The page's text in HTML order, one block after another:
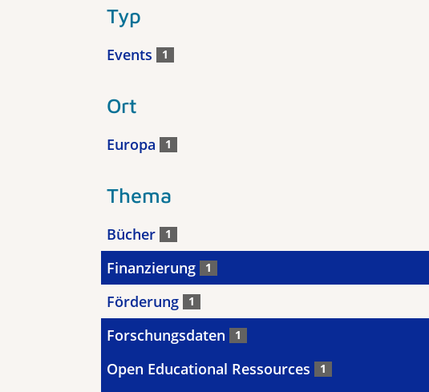
Typ
Events 1
Ort
Europa 1
Thema
Bücher 1
Finanzierung 1
Förderung 1
Forschungsdaten 1
Open Educational Ressources 1